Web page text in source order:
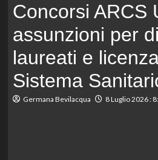
Concorsi ARCS
assunzioni per
laureati e
Sistema
Germana Bevilacqua 8 Luglio 2026 :